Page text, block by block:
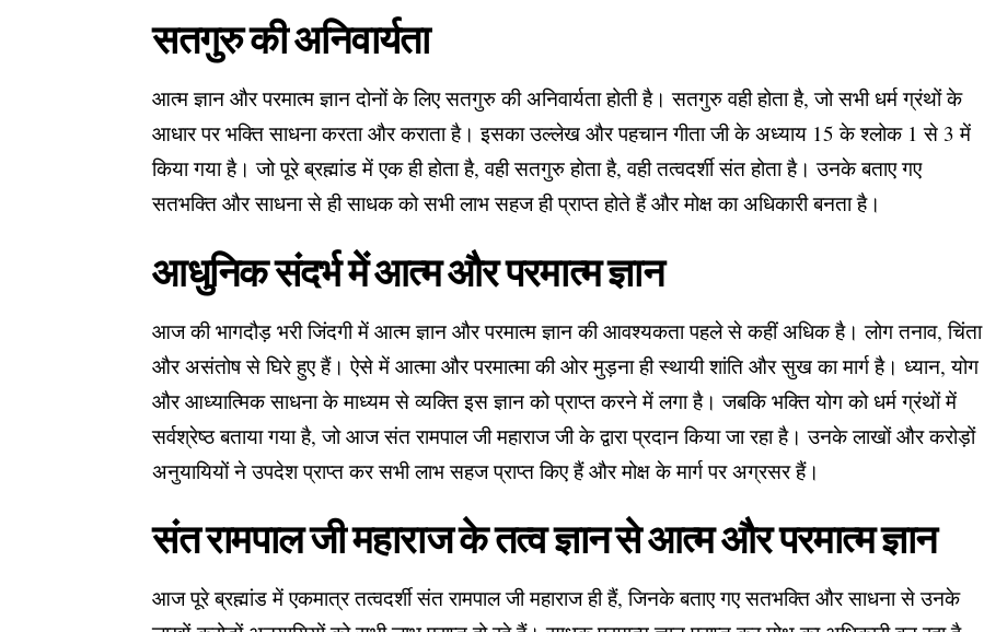
सतगुरु की अनिवार्यता
आत्म ज्ञान और परमात्म ज्ञान दोनों के लिए सतगुरु की अनिवार्यता होती है। सतगुरु वही होता है, जो सभी धर्म ग्रंथों के
आधार पर भक्ति साधना करता और कराता है। इसका उल्लेख और पहचान गीता जी के अध्याय 15 के श्लोक 1 से 3 में
किया गया है। जो पूरे ब्रह्मांड में एक ही होता है, वही सतगुरु होता है, वही तत्वदर्शी संत होता है। उनके बताए गए
सतभक्ति और साधना से ही साधक को सभी लाभ सहज ही प्राप्त होते हैं और मोक्ष का अधिकारी बनता है।
आधुनिक संदर्भ में आत्म और परमात्म ज्ञान
आज की भागदौड़ भरी जिंदगी में आत्म ज्ञान और परमात्म ज्ञान की आवश्यकता पहले से कहीं अधिक है। लोग तनाव, चिंता
और असंतोष से घिरे हुए हैं। ऐसे में आत्मा और परमात्मा की ओर मुड़ना ही स्थायी शांति और सुख का मार्ग है। ध्यान, योग
और आध्यात्मिक साधना के माध्यम से व्यक्ति इस ज्ञान को प्राप्त करने में लगा है। जबकि भक्ति योग को धर्म ग्रंथों में
सर्वश्रेष्ठ बताया गया है, जो आज संत रामपाल जी महाराज जी के द्वारा प्रदान किया जा रहा है। उनके लाखों और करोड़ों
अनुयायियों ने उपदेश प्राप्त कर सभी लाभ सहज प्राप्त किए हैं और मोक्ष के मार्ग पर अग्रसर हैं।
संत रामपाल जी महाराज के तत्व ज्ञान से आत्म और परमात्म ज्ञान
आज पूरे ब्रह्मांड में एकमात्र तत्वदर्शी संत रामपाल जी महाराज ही हैं, जिनके बताए गए सतभक्ति और साधना से उनके